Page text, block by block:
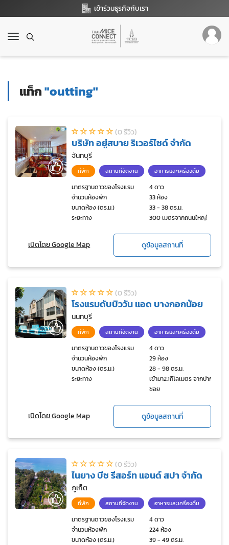
เข้าร่วมธุรกิจกับเรา
T
g
v
g
a
แท็ก"outting"
(0 รีวิว)
บริษัท อยู่สบาย ริเวอร์ไซด์ จำกัด
จันทบุรี
ที่พัก สถานที่จัดงาน อาหารและเครื่องดื่ม
มาตรฐานดาวของโรงแรม
4 ดาว
จำนวนห้องพัก
33 ห้อง
ขนาดห้อง (ตร.ม.)
33 - 38 ตร.ม.
ระยะทาง
300 เมตรจากถนนใหญ่
เปิดโดย Google Map ดูข้อมูลสถานที่
(0 รีวิว)
โรงแรมดับบิววัน แอด บางกอกน้อย
นนทบุรี
ที่พัก สถานที่จัดงาน อาหารและเครื่องดื่ม
มาตรฐานดาวของโรงแรม
4 ดาว
จำนวนห้องพัก
29 ห้อง
ขนาดห้อง (ตร.ม.)
28 - 98 ตร.ม.
ระยะทาง
เข้ามา2.1กิโลเมตร จากปาก
ซอย
เปิดโดย Google Map ดูข้อมูลสถานที่
(0 รีวิว)
ไนยาง บีช รีสอร์ท แอนด์ สปา จำกัด
ภูเก็ต
ที่พัก สถานที่จัดงาน อาหารและเครื่องดื่ม
มาตรฐานดาวของโรงแรม
4 ดาว
จำนวนห้องพัก
224 ห้อง
ขนาดห้อง (ตร.ม.)
39 - 49 ตร.ม.